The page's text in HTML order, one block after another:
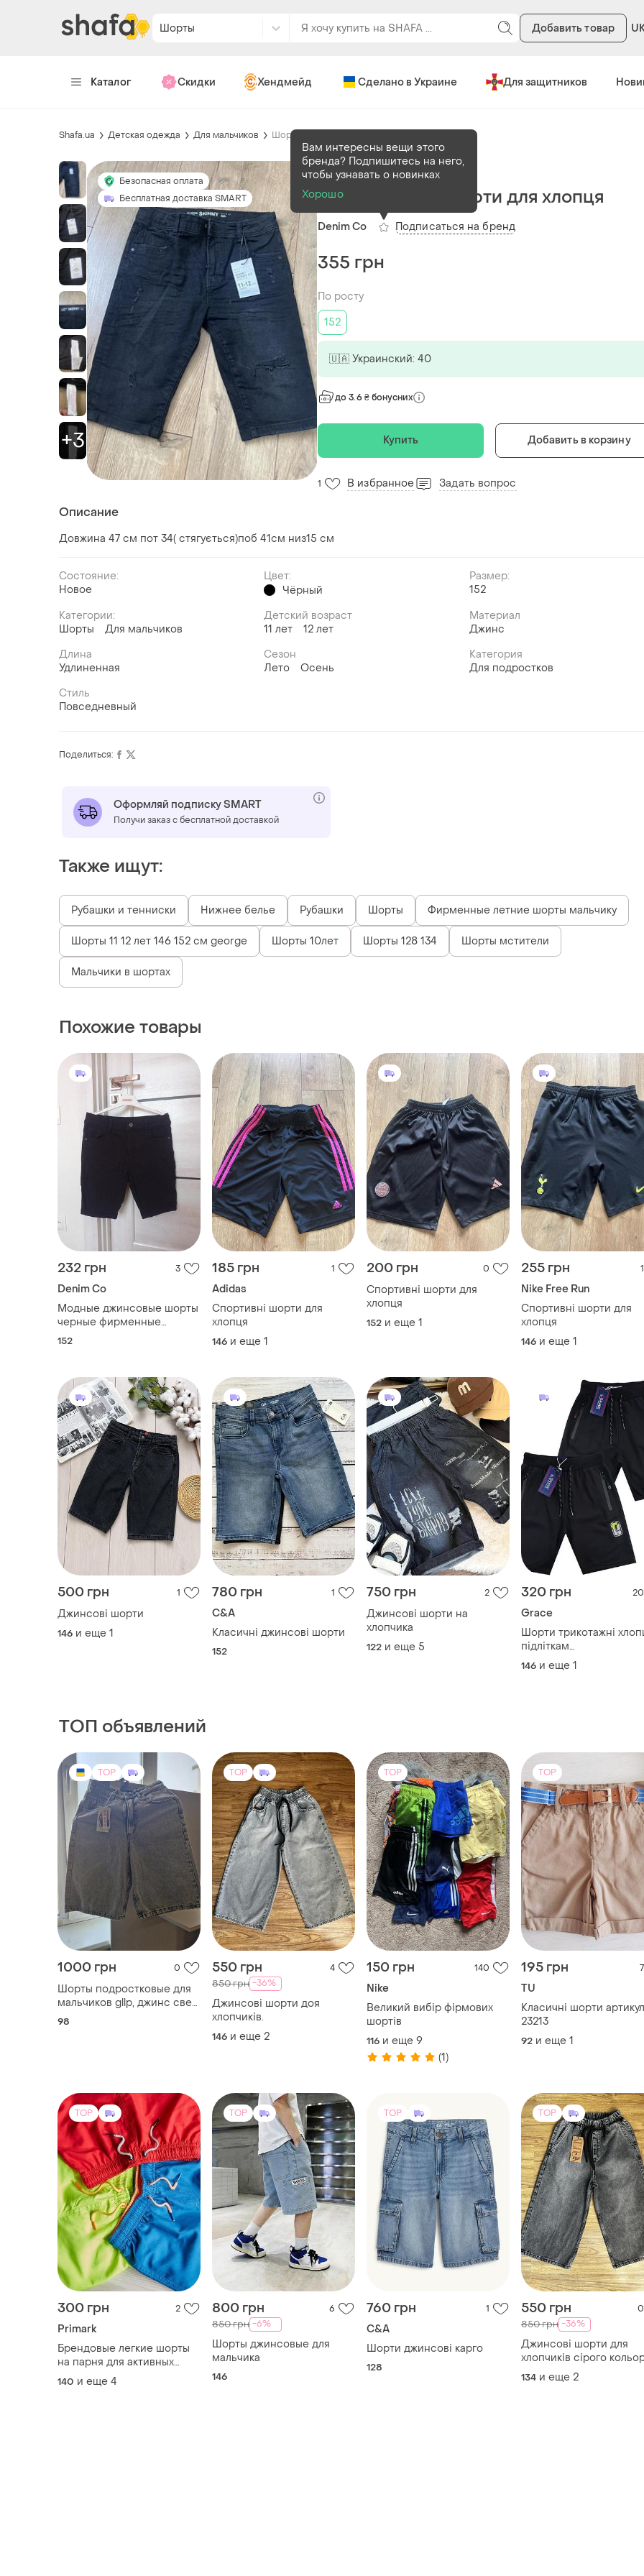
Шорты Добавить товар
Каталог Скидки Хендмейд Сделано в Украине Для защитников
Shafa.ua Детская одежда Для мальчиков Шорты
+3
Безопасная оплата
Бесплатная доставка SMART
В наличии1 шт
Нові джинсові шорти для хлопця
Denim Co
Вам интересны вещи этого
бренда? Подпишитесь на него,
чтобы узнавать о новинках
Хорошо
Подписаться на бренд
355 грн
По росту
152
🇺🇦 Украинский: 40
до 3.6 ₴ бонусних
Купить Добавить в корзину
1 В избранное Задать вопрос
Описание
Довжина 47 см пот 34( стягується)поб 41см низ15 см
Состояние:
Новое
Цвет:
Чёрный
Размер:
152
Категории:
Шорты
Для мальчиков
Детский возраст
11 лет
12 лет
Материал
Джинс
Длина
Удлиненная
Сезон
Лето
Осень
Категория
Для подростков
Стиль
Повседневный
Поделиться:
Оформляй подписку SMART
Получи заказ с бесплатной доставкой
Также ищут:
Рубашки и тенниски Нижнее белье Рубашки Шорты Фирменные летние шорты мальчику
Шорты 11 12 лет 146 152 см george Шорты 10лет Шорты 128 134 Шорты мстители
Мальчики в шортах
Похожие товары
232 грн 3
Denim Co
Модные джинсовые шорты
черные фирменные
удобные стрейчевые denim
мальчика 11-12 лет 152 как
новые
152
185 грн 1
Adidas
Спортивні шорти для
хлопця
146 и еще 1
200 грн 0
Спортивні шорти для
хлопця
152 и еще 1
255 грн 1
Nike Free Run
Спортивні шорти для
хлопця
146 и еще 1
500 грн 1
Джинсові шорти
146 и еще 1
780 грн 1
C&A
Класичні джинсові шорти
152
750 грн 2
Джинсові шорти на
хлопчика
122 и еще 5
320 грн 20
Grace
Шорти трикотажні
підліткам
146,152,158,164,170,176
146 и еще 1
ТОП объявлений
TOP
1000 грн 0
Шорты подростковые для
мальчиков gllp, джинс свет
серый 28 размер
98
TOP
550 грн 4
850 грн -36%
Джинсові шорти доя
хлопчиків.
146 и еще 2
TOP
150 грн 140
Nike
Великий вибір фірмових
шортів
116 и еще 9
(1)
TOP
195 грн 7
TU
Класичні шорти артикул:
23213
92 и еще 1
TOP
300 грн 2
Primark
Брендовые легкие шорты
на парня для активных
прогулок и плавания
140 и еще 4
TOP
800 грн 6
850 грн -6%
Шорты джинсовые для
мальчика
146
TOP
760 грн 1
C&A
Шорти джинсові карго
128
TOP
550 грн 0
850 грн -36%
Джинсові шорти для
хлопчиків сірого
134 и еще 2